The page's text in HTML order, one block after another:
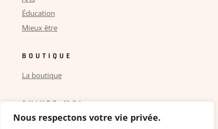
Nous respectons votre vie privée.
Éducation
Mieux être
BOUTIQUE
La boutique
SUIVEZ-MOI